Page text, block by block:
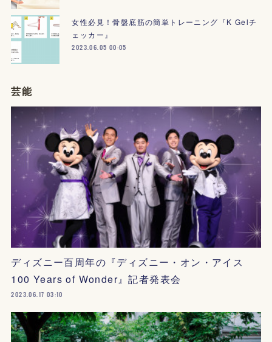
女性必見！骨盤底筋の簡単トレーニング『K Gelチ
ェッカー』
2023.06.05 00:05
芸能
ディズニー百周年の『ディズニー・オン・アイス
100 Years of Wonder』記者発表会
2023.06.17 03:10